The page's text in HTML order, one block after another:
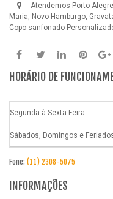
Atendemos Porto
Maria, Novo Hamburgo,
Copo sanfonado
HORÁRIO DE
Segunda à Sexta-Feira:
Sábados, Domingos e
Fone: (11) 2308-5075
INFORMAÇÕES